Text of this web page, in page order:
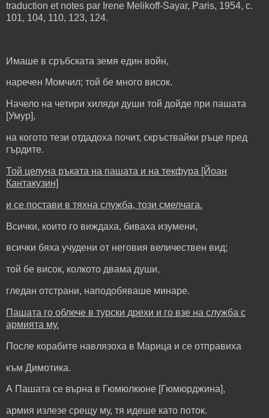
traduction et notes par Irene Melikoff-Sayar, Paris, 1954, c.
101, 104, 110, 123, 124.
Имаше в сръбската земя един войн,
наречен Момчил; той бе много висок.
Начело на четири хиляди души той дойде при пашата
[Умур],
на когото тези отдадоха почит, скръствайки ръце пред
гърдите.
Той целуна ръката на пашата и на текфура [Йоан
Кантакузин]
и се постави в тяхна служба, този смелчага.
Всички, които го виждаха, биваха изумени,
всички бяха учудени от неговия величествен вид;
той бе висок, колкото двама души,
гледан отстрани, наподобяваше минаре.
Пашата го облече в турски дрехи и го взе на служба с
армията му.
После корабите навлязоха в Марица и се отправиха
към Димотика.
А Пашата се върна в Гюмюлкюне [Гюмюрджина],
армия излезе срещу му, тя идеше като поток.